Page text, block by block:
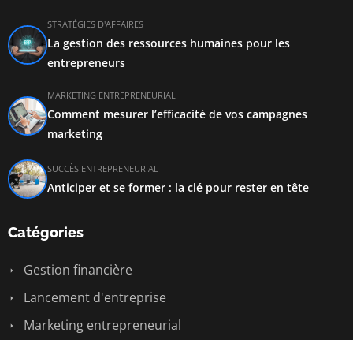
STRATÉGIES D'AFFAIRES
La gestion des ressources humaines pour les
entrepreneurs
MARKETING ENTREPRENEURIAL
Comment mesurer l’efficacité de vos campagnes
marketing
SUCCÈS ENTREPRENEURIAL
Anticiper et se former : la clé pour rester en tête
Catégories
Gestion financière
Lancement d'entreprise
Marketing entrepreneurial